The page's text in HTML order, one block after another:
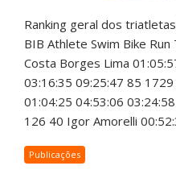
Ranking geral dos
BIB Athlete Swim Bike
Costa Borges Lima
03:16:35 09:25:47 85
01:04:25 04:53:06
126 40 Igor Amorelli
Publicações